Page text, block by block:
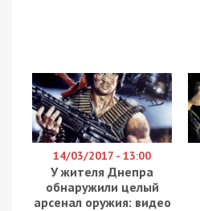
14/03/2017 - 13:00
У жителя Днепра
обнаружили целый
арсенал оружия: видео